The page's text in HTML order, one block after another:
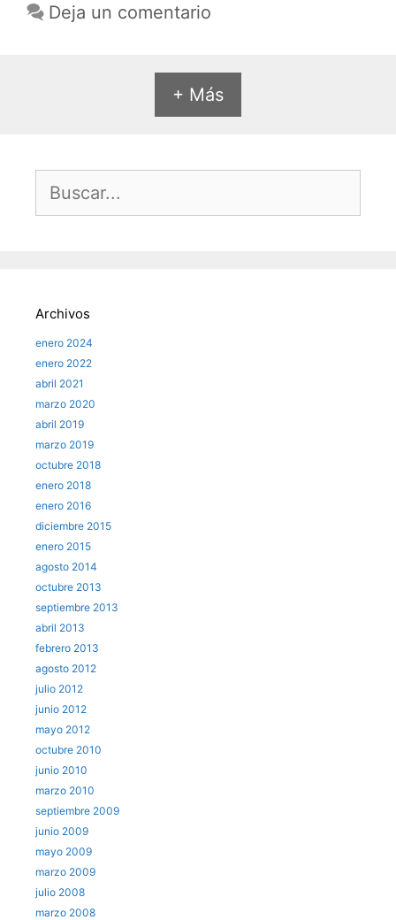
Deja un comentario
+ Más
Archivos
enero 2024
enero 2022
abril 2021
marzo 2020
abril 2019
marzo 2019
octubre 2018
enero 2018
enero 2016
diciembre 2015
enero 2015
agosto 2014
octubre 2013
septiembre 2013
abril 2013
febrero 2013
agosto 2012
julio 2012
junio 2012
mayo 2012
octubre 2010
junio 2010
marzo 2010
septiembre 2009
junio 2009
mayo 2009
marzo 2009
julio 2008
marzo 2008